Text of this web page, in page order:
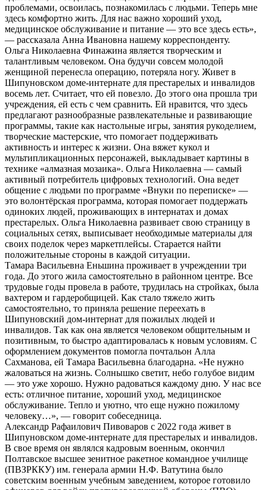
проблемами, освоилась, познакомилась с людьми. Теперь мне
здесь комфортно жить. Для нас важно хороший уход,
медицинское обслуживание и питание — это все здесь есть»,
— рассказала Анна Ивановна нашему корреспонденту.
Ольга Николаевна Финажина является творческим и
талантливым человеком. Она будучи совсем молодой
женщиной перенесла операцию, потеряла ногу. Живет в
Шипуновском доме-интернате для престарелых и инвалидов
восемь лет. Считает, что ей повезло. До этого она прошла три
учреждения, ей есть с чем сравнить. Ей нравится, что здесь
предлагают разнообразные развлекательные и развивающие
программы, такие как настольные игры, занятия рукоделием,
творческие мастерские, что помогает поддерживать
активность и интерес к жизни. Она вяжет кукол и
мультипликационных персонажей, выкладывает картины в
технике «алмазная мозаика». Ольга Николаевна — самый
активный потребитель цифровых технологий. Она ведет
общение с людьми по программе «Внуки по переписке» —
это волонтёрская программа, которая помогает поддержать
одиноких людей, проживающих в интернатах и домах
престарелых. Ольга Николаевна развивает свою страницу в
социальных сетях, выписывает необходимые материалы для
своих поделок через маркетплейсы. Старается найти
положительные стороны в каждой ситуации.
Тамара Васильевна Еньшина проживает в учреждении три
года. До этого жила самостоятельно в районном центре. Все
трудовые годы провела в работе, трудилась на стройках, была
вахтером и гардеробщицей. Как стало тяжело жить
самостоятельно, то приняла решение переехать в
Шипуновский дом-интернат для пожилых людей и
инвалидов. Так как она является человеком общительным и
позитивным, то быстро адаптировалась к новым условиям. С
оформлением документов помогла почтальон Алла
Сахманова, ей Тамара Васильевна благодарна. «Не нужно
жаловаться на жизнь. Солнышко светит, небо голубое видим
— это уже хорошо. Нужно радоваться каждому дню. У нас все
есть: отличное питание, хороший уход, медицинское
обслуживание. Тепло и уютно, что еще нужно пожилому
человеку…», — говорит собеседница.
Александр Рафаилович Пивоваров с 2022 года живет в
Шипуновском доме-интернате для престарелых и инвалидов.
В свое время он являлся кадровым военным, окончил
Полтавское высшее зенитное ракетное командное училище
(ПВЗРККУ) им. генерала армии Н.Ф. Ватутина было
советским военным учебным заведением, которое готовило